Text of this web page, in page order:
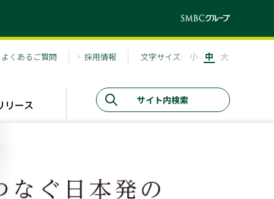
よくあるご質問 採用情報 文字サイズ: 小 中 大
リース